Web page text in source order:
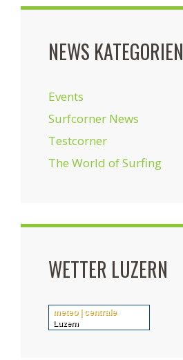
NEWS KATEGORIEN
Events
Surfcorner News
Testcorner
The World of Surfing
WETTER LUZERN
meteo | centrale
Luzern